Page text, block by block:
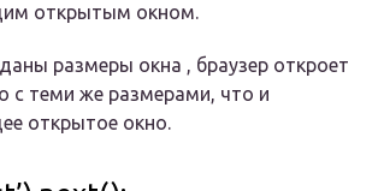
открытым окном.
размеры окна , браузер откроет
с теми же размерами, что и
открытое окно.